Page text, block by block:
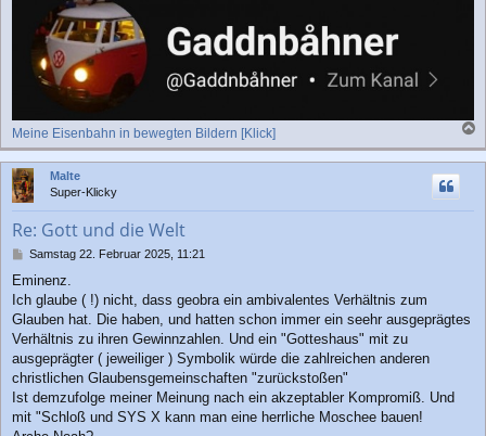
Meine Eisenbahn in bewegten Bildern [Klick]
a
c
Malte
Super-Klicky
Re: Gott und die Welt
B
i
t
r
a
Samstag 22. Februar 2025, 11:21
Eminenz.
Ich glaube ( !) nicht, dass geobra ein ambivalentes Verhältnis zum
Glauben hat. Die haben, und hatten schon immer ein seehr ausgeprägtes
Verhältnis zu ihren Gewinnzahlen. Und ein "Gotteshaus" mit zu
ausgeprägter ( jeweiliger ) Symbolik würde die zahlreichen anderen
christlichen Glaubensgemeinschaften "zurückstoßen"
Ist demzufolge meiner Meinung nach ein akzeptabler Kompromiß. Und
mit "Schloß und SYS X kann man eine herrliche Moschee bauen!